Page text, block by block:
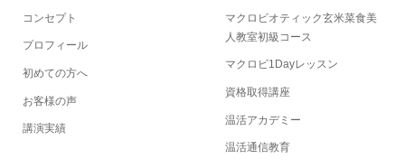
コンセプト
プロフィール
初めての方へ
お客様の声
講演実績
マクロビオティック玄米菜食美
人教室初級コース
マクロビ1Dayレッスン
資格取得講座
温活アカデミー
温活通信教育